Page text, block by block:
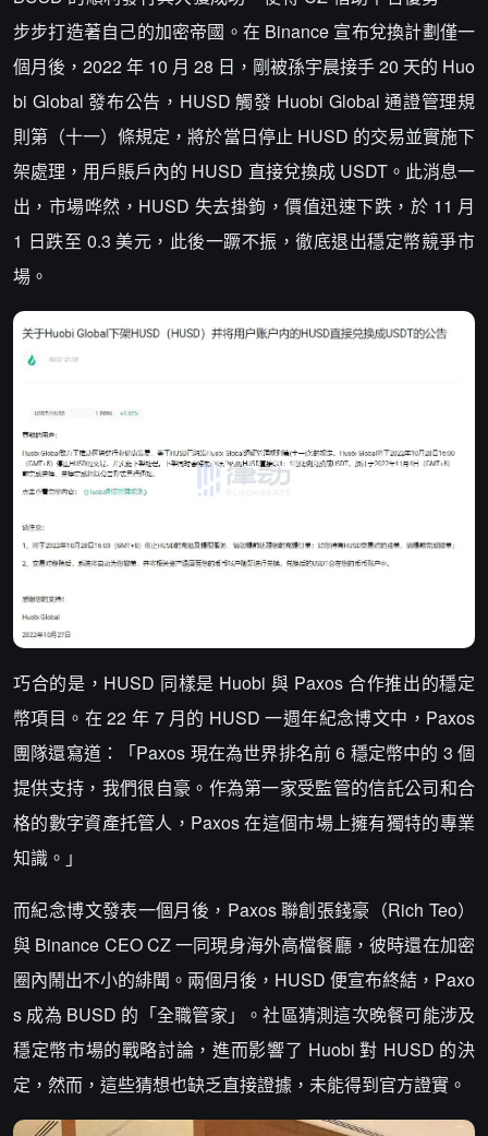
步步打造著自己的加密帝國。在 Binance 宣布兌換計劃僅一
個月後，2022 年 10 月 28 日，剛被孫宇晨接手 20 天的 Huo
bi Global 發布公告，HUSD 觸發 Huobi Global 通證管理規
則第（十一）條規定，將於當日停止 HUSD 的交易並實施下
架處理，用戶賬戶內的 HUSD 直接兌換成 USDT。此消息一
出，市場哗然，HUSD 失去掛鉤，價值迅速下跌，於 11 月
1 日跌至 0.3 美元，此後一蹶不振，徹底退出穩定幣競爭市
場。
巧合的是，HUSD 同樣是 Huobi 與 Paxos 合作推出的穩定
幣項目。在 22 年 7 月的 HUSD 一週年紀念博文中，Paxos
團隊還寫道：「Paxos 現在為世界排名前 6 穩定幣中的 3 個
提供支持，我們很自豪。作為第一家受監管的信託公司和合
格的數字資產托管人，Paxos 在這個市場上擁有獨特的專業
知識。」
而紀念博文發表一個月後，Paxos 聯創張錢豪（Rich Teo）
與 Binance CEO CZ 一同現身海外高檔餐廳，彼時還在加密
圈內鬧出不小的緋聞。兩個月後，HUSD 便宣布終結，Paxo
s 成為 BUSD 的「全職管家」。社區猜測這次晚餐可能涉及
穩定幣市場的戰略討論，進而影響了 Huobi 對 HUSD 的決
定，然而，這些猜想也缺乏直接證據，未能得到官方證實。